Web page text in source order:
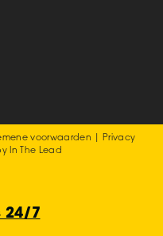
24/7
voorwaarden
Privacy
In The Lead